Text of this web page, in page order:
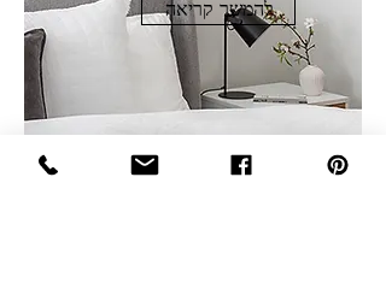
להמשך קריאה